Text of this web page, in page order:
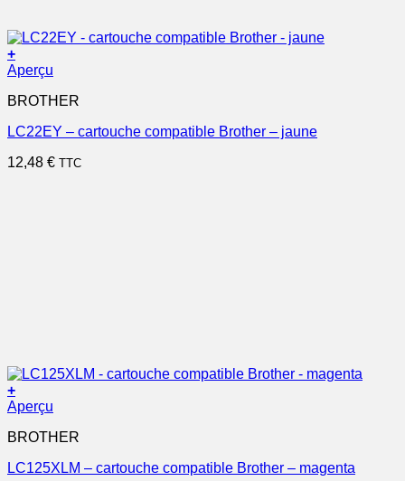
+
Aperçu
BROTHER
LC22EY – cartouche compatible Brother – jaune
12,48 € TTC
+
Aperçu
BROTHER
LC125XLM – cartouche compatible Brother – magenta